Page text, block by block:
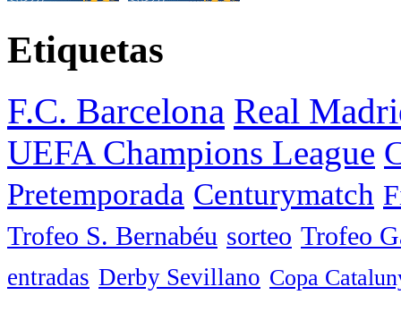
Etiquetas
F.C. Barcelona Real
UEFA Champions League
Pretemporada Centurymatch
Trofeo S. Bernabéu sorteo Trofeo
entradas Derby Sevillano Copa